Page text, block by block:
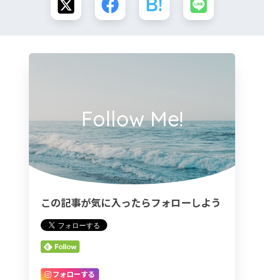
Follow Me!
この記事が気に入ったらフォローしよう
フォローする